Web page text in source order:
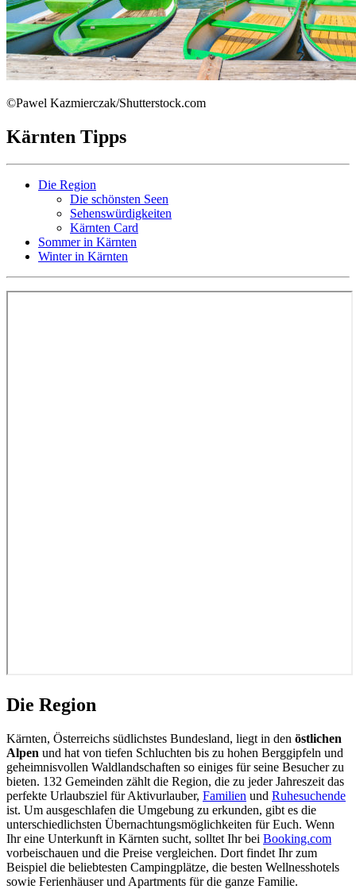
©Pawel Kazmierczak/Shutterstock.com
Kärnten Tipps
Die Region
Die schönsten Seen
Sehenswürdigkeiten
Kärnten Card
Sommer in Kärnten
Winter in Kärnten
Die Region
Kärnten, Österreichs südlichstes Bundesland, liegt in den östlichen
Alpen und hat von tiefen Schluchten bis zu hohen Berggipfeln und
geheimnisvollen Waldlandschaften so einiges für seine Besucher zu
bieten. 132 Gemeinden zählt die Region, die zu jeder Jahreszeit das
perfekte Urlaubsziel für Aktivurlauber, Familien und Ruhesuchende
ist. Um ausgeschlafen die Umgebung zu erkunden, gibt es die
unterschiedlichsten Übernachtungsmöglichkeiten für Euch. Wenn
Ihr eine Unterkunft in Kärnten sucht, solltet Ihr bei Booking.com
vorbeischauen und die Preise vergleichen. Dort findet Ihr zum
Beispiel die beliebtesten Campingplätze, die besten Wellnesshotels
sowie Ferienhäuser und Apartments für die ganze Familie.